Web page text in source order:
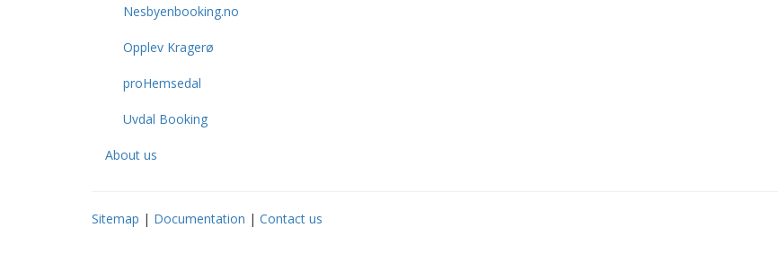
Nesbyenbooking.no
Opplev Kragerø
proHemsedal
Uvdal Booking
About us
Sitemap | Documentation | Contact us